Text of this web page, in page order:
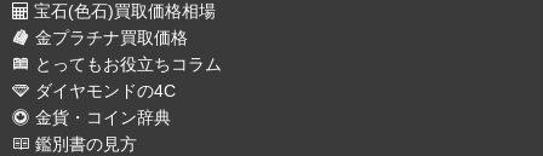
宝石(色石)買取価格相場
金プラチナ買取価格
とってもお役立ちコラム
ダイヤモンドの4C
金貨・コイン辞典
鑑別書の見方